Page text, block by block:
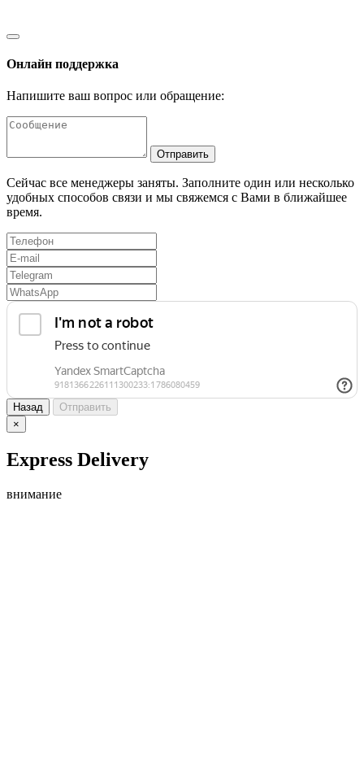
Онлайн поддержка
Напишите ваш вопрос или обращение:
Отправить
Сейчас все менеджеры заняты. Заполните один или несколько
удобных способов связи и мы свяжемся с Вами в ближайшее
время.
Назад
Отправить
×
Express Delivery
внимание